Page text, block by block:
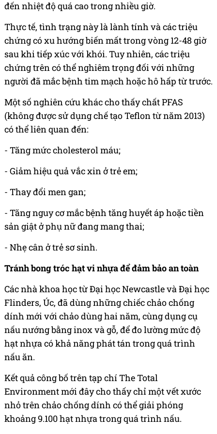
đến nhiệt độ quá cao trong nhiều giờ.
Thực tế, tình trạng này là lành tính và các triệu
chứng có xu hướng biến mất trong vòng 12-48 giờ
sau khi tiếp xúc với khói. Tuy nhiên, các triệu
chứng trên có thể nghiêm trọng đối với những
người đã mắc bệnh tim mạch hoặc hô hấp từ trước.
Một số nghiên cứu khác cho thấy chất PFAS
(không được sử dụng chế tạo Teflon từ năm 2013)
có thể liên quan đến:
- Tăng mức cholesterol máu;
- Giảm hiệu quả vắc xin ở trẻ em;
- Thay đổi men gan;
- Tăng nguy cơ mắc bệnh tăng huyết áp hoặc tiền
sản giật ở phụ nữ đang mang thai;
- Nhẹ cân ở trẻ sơ sinh.
Tránh bong tróc hạt vi nhựa để đảm bảo an toàn
Các nhà khoa học từ Đại học Newcastle và Đại học
Flinders, Úc, đã dùng những chiếc chảo chống
dính mới với chảo dùng hai năm, cùng dụng cụ
nấu nướng bằng inox và gỗ, để đo lường mức độ
hạt nhựa có khả năng phát tán trong quá trình
nấu ăn.
Kết quả công bố trên tạp chí The Total
Environment mới đây cho thấy chỉ một vết xước
nhỏ trên chảo chống dính có thể giải phóng
khoảng 9.100 hạt nhựa trong quá trình nấu.